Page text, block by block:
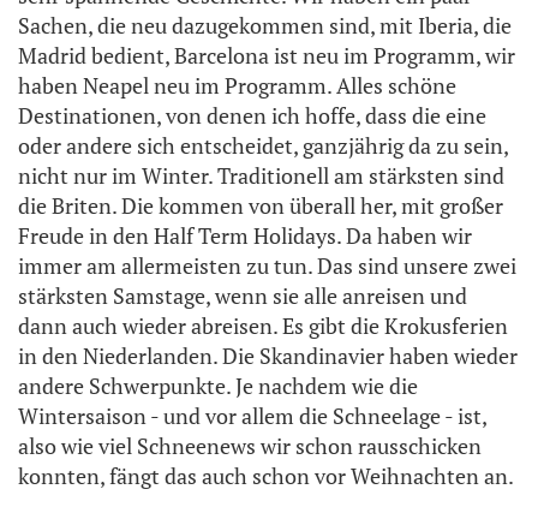
Sachen, die neu dazugekommen sind, mit Iberia, die
Madrid bedient, Barcelona ist neu im Programm, wir
haben Neapel neu im Programm. Alles schöne
Destinationen, von denen ich hoffe, dass die eine
oder andere sich entscheidet, ganzjährig da zu sein,
nicht nur im Winter. Traditionell am stärksten sind
die Briten. Die kommen von überall her, mit großer
Freude in den Half Term Holidays. Da haben wir
immer am allermeisten zu tun. Das sind unsere zwei
stärksten Samstage, wenn sie alle anreisen und
dann auch wieder abreisen. Es gibt die Krokusferien
in den Niederlanden. Die Skandinavier haben wieder
andere Schwerpunkte. Je nachdem wie die
Wintersaison - und vor allem die Schneelage - ist,
also wie viel Schneenews wir schon rausschicken
konnten, fängt das auch schon vor Weihnachten an.